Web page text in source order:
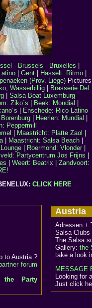
- Brussels - Bruxelles
Gent Hasselt: Ritmo
(Prov. Liége) Pictures
Wasserbillig|
Brasserie Del
| Salsa Boat Luxemburg
Ziko´s Beek: Mondial
Enschede: Rico Latino
Heerlen: Mundial
Peppermill
Maastricht: Platte Zaol
| Maastricht: Salsa Beach|
| Roermond: Vlonder|
Partycentrum Jos Frijns
Weert: Beatrix
Zandvoort:
CLICK HERE
to Austria ?
forum
the Party
Adressen +
Salsa-
The Salsa
Gallery: the
take a look
MESSAGE
Looking for
Just click